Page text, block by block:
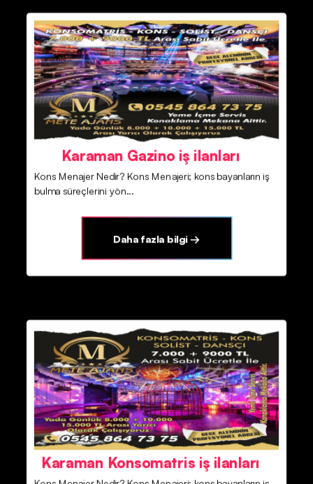
Karaman Gazino iş ilanları
Kons Menajer Nedir? Kons Menajeri; kons bayanların iş
bulma süreçlerini yön...
Daha fazla bilgi →
Karaman Konsomatris iş ilanları